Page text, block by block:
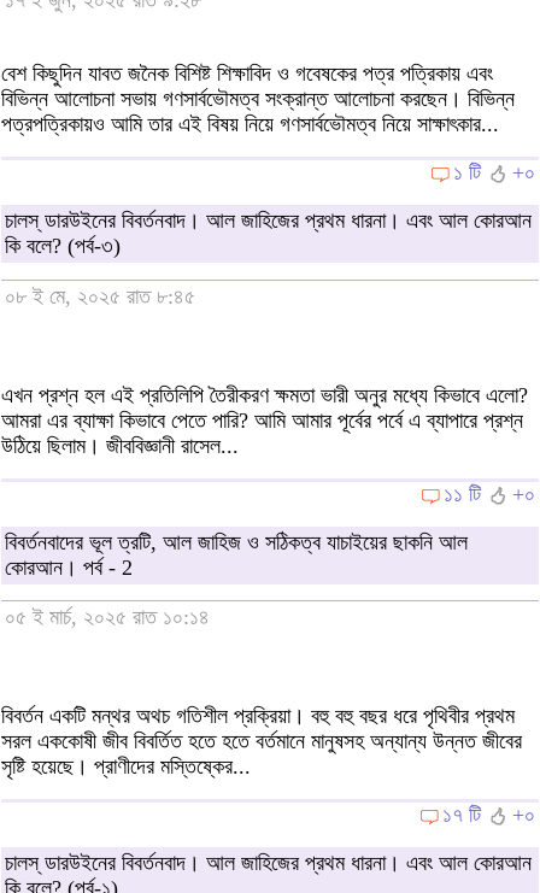
বেশ কিছুদিন যাবত জনৈক বিশিষ্ট শিক্ষাবিদ ও গবেষকের পত্র পত্রিকায় এবং
বিভিন্ন আলোচনা সভায় গণসার্বভৌমত্ব সংক্রান্ত আলোচনা করছেন। বিভিন্ন
পত্রপত্রিকায়ও আমি তার এই বিষয় নিয়ে গণসার্বভৌমত্ব নিয়ে সাক্ষাৎকার...
১ টি
+০
চালস্ ডারউইনের বিবর্তনবাদ। আল জাহিজের প্রথম ধারনা। এবং আল কোরআন
কি বলে? (পর্ব-৩)
০৮ ই মে, ২০২৫ রাত ৮:৪৫
এখন প্রশ্ন হল এই প্রতিলিপি তৈরীকরণ ক্ষমতা ভারী অনুর মধ্যে কিভাবে এলো?
আমরা এর ব্যাক্ষা কিভাবে পেতে পারি? আমি আমার পূর্বের পর্বে এ ব্যাপারে প্রশ্ন
উঠিয়ে ছিলাম। জীববিজ্ঞানী রাসেল...
১১ টি
+০
বিবর্তনবাদের ভূল ত্রটি, আল জাহিজ ও সঠিকত্ব যাচাইয়ের ছাকনি আল
কোরআন। পর্ব - 2
০৫ ই মার্চ, ২০২৫ রাত ১০:১৪
বিবর্তন একটি মন্থর অথচ গতিশীল প্রক্রিয়া। বহু বহু বছর ধরে পৃথিবীর প্রথম
সরল এককোষী জীব বিবর্তিত হতে হতে বর্তমানে মানুষসহ অন্যান্য উন্নত জীবের
সৃষ্টি হয়েছে। প্রাণীদের মস্তিষ্কের...
১৭ টি
+০
চালস্ ডারউইনের বিবর্তনবাদ। আল জাহিজের প্রথম ধারনা। এবং আল কোরআন
কি বলে? (পর্ব-১)